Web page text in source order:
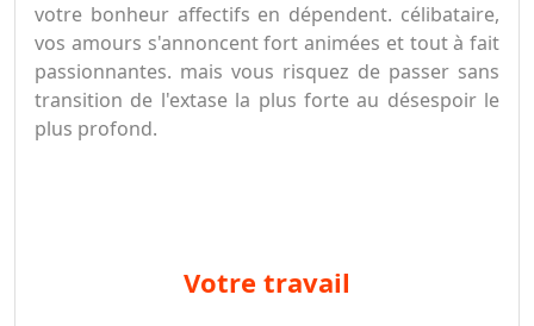
votre bonheur affectifs en dépendent. célibataire,
vos amours s'annoncent fort animées et tout à fait
passionnantes. mais vous risquez de passer sans
transition de l'extase la plus forte au désespoir le
plus profond.
votre travail